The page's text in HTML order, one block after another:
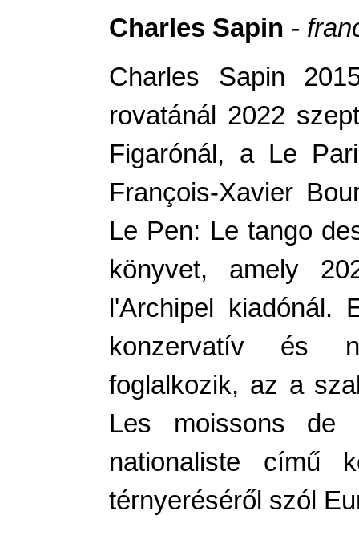
Charles Sapin -
Charles Sapin
rovatánál 2022
Figarónál, a Le
François-Xavier
Le Pen: Le tango
könyvet, amely
l'Archipel kiadónál.
konzervatív és
foglalkozik, az a
Les moissons de
nationaliste című
térnyeréséről szól